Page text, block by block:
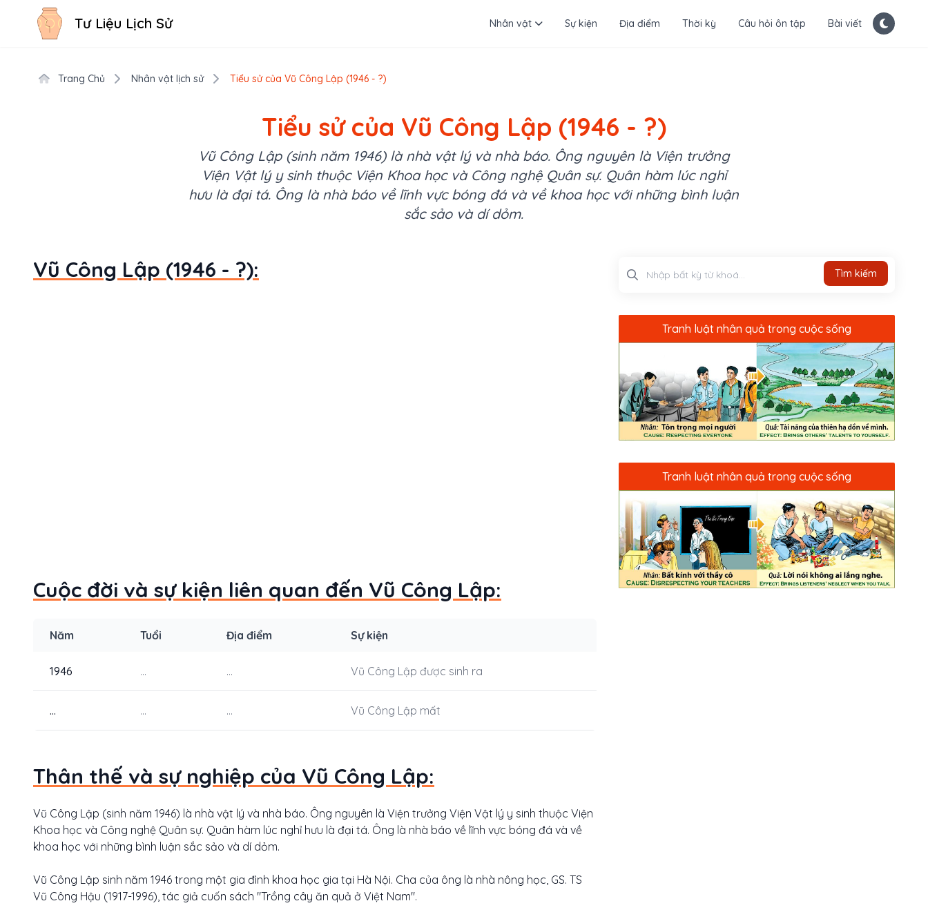
Tư Liệu Lịch Sử Nhân vật Sự kiện Địa điểm Thời kỳ Câu hỏi ôn tập Bài viết
Trang Chủ Nhân vật lịch sử Tiểu sử của Vũ Công Lập (1946 - ?)
Tiểu sử của Vũ Công Lập (1946 - ?)
Vũ Công Lập (sinh năm 1946) là nhà vật lý và nhà báo. Ông nguyên là Viện trưởng
Viện Vật lý y sinh thuộc Viện Khoa học và Công nghệ Quân sự. Quân hàm lúc nghỉ
hưu là đại tá. Ông là nhà báo về lĩnh vực bóng đá và về khoa học với những bình luận
sắc sảo và dí dỏm.
Vũ Công Lập (1946 - ?):
Cuộc đời và sự kiện liên quan đến Vũ Công Lập:
Năm Tuổi Địa điểm Sự kiện
1946 ... ... Vũ Công Lập được sinh ra
... ... ... Vũ Công Lập mất
Thân thế và sự nghiệp của Vũ Công Lập:
Vũ Công Lập (sinh năm 1946) là nhà vật lý và nhà báo. Ông nguyên là Viện trưởng Viện Vật lý y sinh thuộc Viện
Khoa học và Công nghệ Quân sự. Quân hàm lúc nghỉ hưu là đại tá. Ông là nhà báo về lĩnh vực bóng đá và về
khoa học với những bình luận sắc sảo và dí dỏm.
Vũ Công Lập sinh năm 1946 trong một gia đình khoa học gia tại Hà Nội. Cha của ông là nhà nông học, GS. TS
Vũ Công Hậu (1917-1996), tác giả cuốn sách "Trồng cây ăn quả ở Việt Nam".
Tìm kiếm
Tranh luật nhân quả trong cuộc sống
Tranh luật nhân quả trong cuộc sống